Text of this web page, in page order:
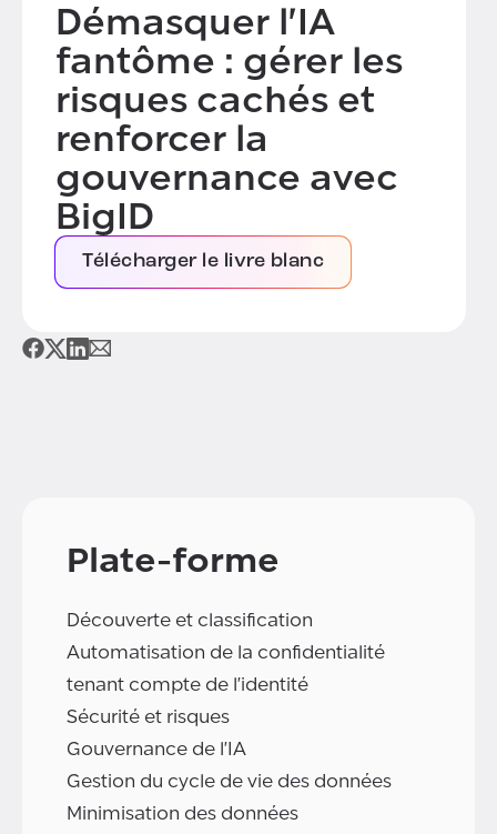
Démasquer l'IA
fantôme : gérer les
risques cachés et
renforcer la
gouvernance avec
BigID
Télécharger le livre blanc
Plate-forme
Découverte et classification
Automatisation de la confidentialité
tenant compte de l'identité
Sécurité et risques
Gouvernance de l'IA
Gestion du cycle de vie des données
Minimisation des données